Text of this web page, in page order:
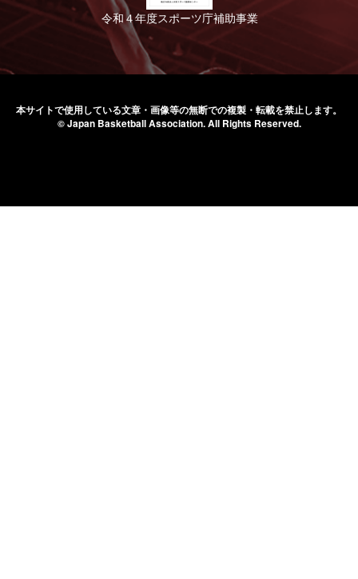
令和４年度スポーツ庁補助事業
本サイトで使用している文章・画像等の無断での複製・転載を禁止します。
© Japan Basketball Association.All Rights Reserved.